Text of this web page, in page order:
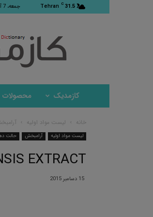
31.5
C
Tehran جمعه، 7 آگوست 2026
کازمدیک محصولات
خانه لیست مواد اولیه
لیست مواد اولیه آرامبخش حالت
EXTRACT
15 دسامبر 2015